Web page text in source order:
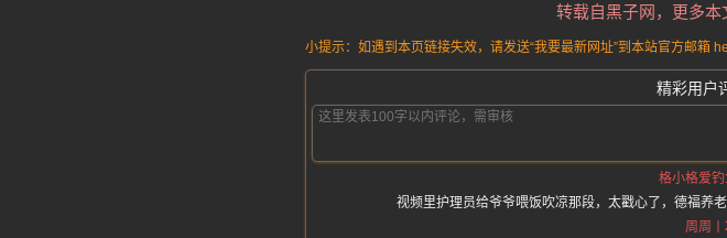
转载自黑子网，更多
小提示：如遇到本页链接失效，请发送“我要最新网址”到本站官方邮箱
精彩用户
格小格爱
视频里护理员给爷爷喂饭吹凉那段，太戳心了，德福养
周周